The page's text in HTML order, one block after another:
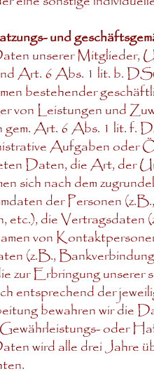
und
unserer Mitglieder,
Art. 6 Abs. 1 lit. b.
bestehender
von Leistungen und
gem. Art. 6 Abs. 1 lit. f.
Aufgaben
Daten, die Art, der
sich nach dem
der Personen
die Vertragsdaten
von
(z.B.,
zur Erbringung unserer
entsprechend der
bewahren wir die
oder
wird alle drei Jahre